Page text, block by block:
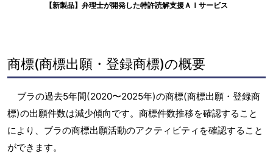
【新製品】弁理士が開発した特許読解支援ＡＩサービス
商標(商標出願・登録商標)の概要
ブラの過去5年間(2020〜2025年)の商標(商標出願・登録商
標)の出願件数は減少傾向です。商標件数推移を確認すること
により、ブラの商標出願活動のアクティビティを確認すること
ができます。